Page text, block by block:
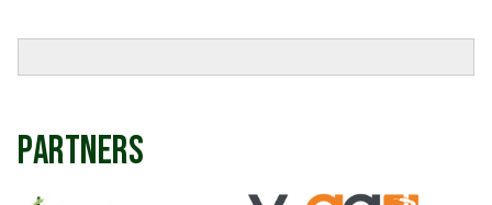
PARTNERS